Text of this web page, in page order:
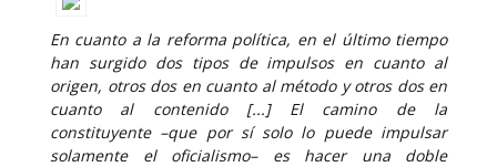
En cuanto a la reforma política, en el último tiempo
han surgido dos tipos de impulsos en cuanto al
origen, otros dos en cuanto al método y otros dos en
cuanto al contenido [...] El camino de la
constituyente –que por sí solo lo puede impulsar
solamente el oficialismo– es hacer una doble